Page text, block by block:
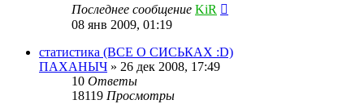
Последнее сообщение KiR
08 янв 2009, 01:19
статистика (ВСЕ О СИСЬКАХ :D)
ПАХАНЫЧ » 26 дек 2008, 17:49
10 Ответы
18119 Просмотры